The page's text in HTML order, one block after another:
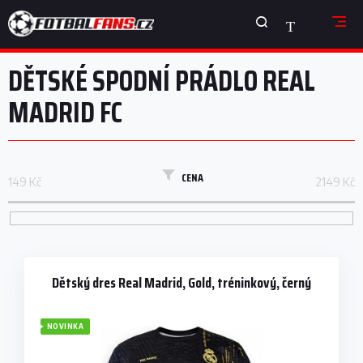
na
obsah
NÁKUPNÍ
KOŠÍK
DĚTSKÉ SPODNÍ PRÁDLO REAL
MADRID FC
CENA
149 Kč 2149 Kč
Dětský dres Real Madrid, Gold, tréninkový, černý
NOVINKA